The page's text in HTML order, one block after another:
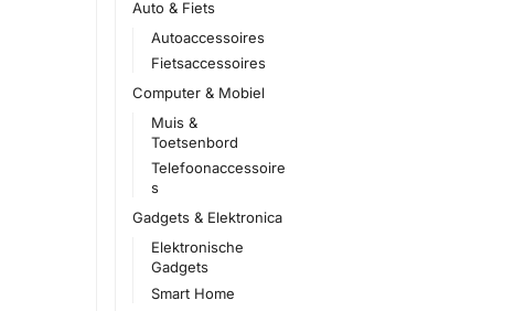
Auto & Fiets
Autoaccessoires
Fietsaccessoires
Computer & Mobiel
Muis &
Toetsenbord
Telefoonaccessoire
s
Gadgets & Elektronica
Elektronische
Gadgets
Smart Home